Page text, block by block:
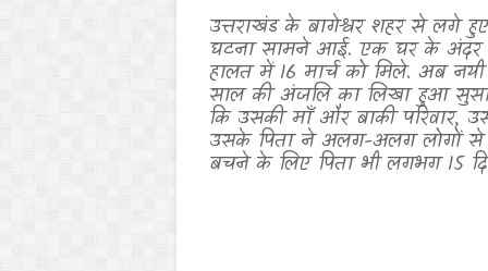
उत्तराखंड के बागेश्वर शहर से लगे
घटना सामने आई. एक घर के अंदर
हालत में 16 मार्च को मिले. अब
साल की अंजलि का लिखा हुआ
कि उसकी माँ और बाकी परिवार,
उसके पिता ने अलग-अलग लोगों से
बचने के लिए पिता भी लगभग 15